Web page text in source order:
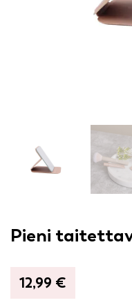
Pieni
12,99 €